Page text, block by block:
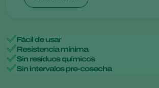
Fácil de usar
Resistencia mínima
Sin residuos químicos
Sin intervalos pre-cosecha